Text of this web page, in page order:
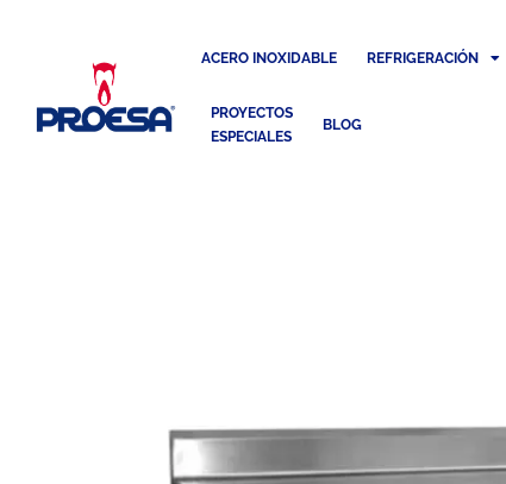
ACERO INOXIDABLE REFRIGERACIÓN
PROYECTOS
ESPECIALES
BLOG